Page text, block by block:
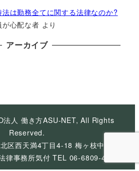
は勤務全てに関する法律なのか?
心配な者 より
アーカイブ
人 働き方ASU-NET, All Rights
Reserved.
区西天満4丁目4-18 梅ヶ枝中央ビ
事務所気付 TEL 06-6809-4926